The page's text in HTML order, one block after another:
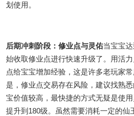
划使用。
后期冲刺阶段：修业点与灵佑当宝宝
始收取修业点进行快速升级了。用活
点给宝宝增加经验，这是许多老玩家
是，修业点交易存在风险，建议找熟
宝价值较高，最快捷的方式无疑是使
提升到180级。虽然需要消耗一定的仙